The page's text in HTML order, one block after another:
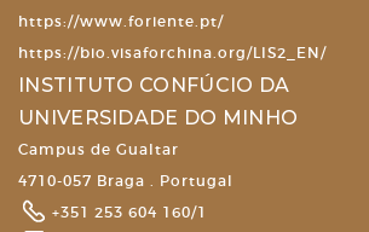
https://www.foriente.pt/
https://bio.visaforchina.org/LIS2_EN/
INSTITUTO CONFÚCIO DA
UNIVERSIDADE DO MINHO
Campus de Gualtar
4710-057 Braga . Portugal
+351 253 604 160/1